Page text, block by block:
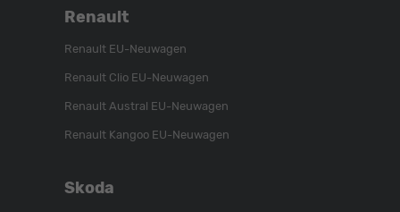
Renault
Renault EU-Neuwagen
Renault Clio EU-Neuwagen
Renault Austral EU-Neuwagen
Renault Kangoo EU-Neuwagen
Skoda